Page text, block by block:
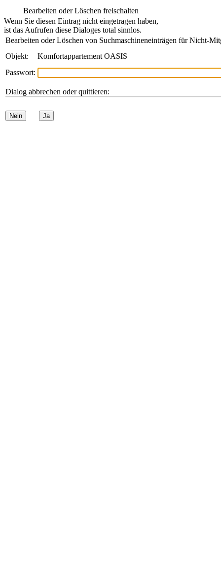
Bearbeiten oder Löschen freischalten
Wenn Sie diesen Eintrag nicht eingetragen haben,
ist das Aufrufen diese Dialoges total sinnlos.
Bearbeiten oder Löschen von Suchmaschineneinträgen für Nicht-
Objekt:
Komfortappartement OASIS
Passwort:
Dialog abbrechen oder quittieren:
Nein Ja